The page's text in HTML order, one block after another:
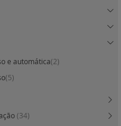
e automática(2)
(5)
(34)